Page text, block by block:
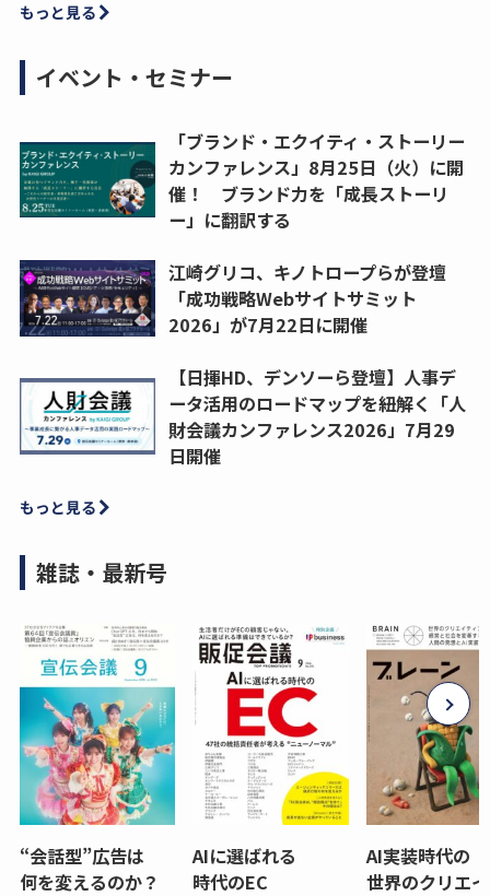
もっと見る
イベント・セミナー
「ブランド・エクイティ・ストーリー
カンファレンス」8月25日（火）に開
催！ ブランド力を「成長ストーリ
ー」に翻訳する
江崎グリコ、キノトロープらが登壇
「成功戦略Webサイトサミット
2026」が7月22日に開催
【日揮HD、デンソーら登壇】人事デ
ータ活用のロードマップを紐解く「人
財会議カンファレンス2026」7月29
日開催
もっと見る
雑誌・最新号
“会話型”広告は
何を変えるのか？
AIに選ばれる
時代のEC
AI実装時代の
世界のクリエ